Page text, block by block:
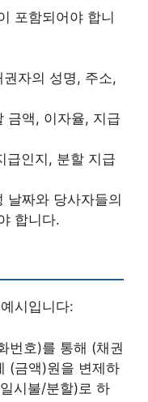
포함되어야 합니
자의 성명, 주소,
금액, 이자율, 지급
급인지, 분할 지급
날짜와 당사자들의
합니다.
시입니다:
번호)를 통해 (채권
(금액)원을 변제하
시불/분할)로 하